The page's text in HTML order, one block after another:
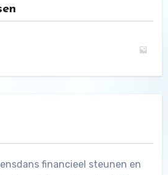
financieel steunen en